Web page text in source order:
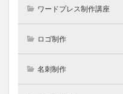
ワードプレス制作講座
ロゴ制作
名刺制作